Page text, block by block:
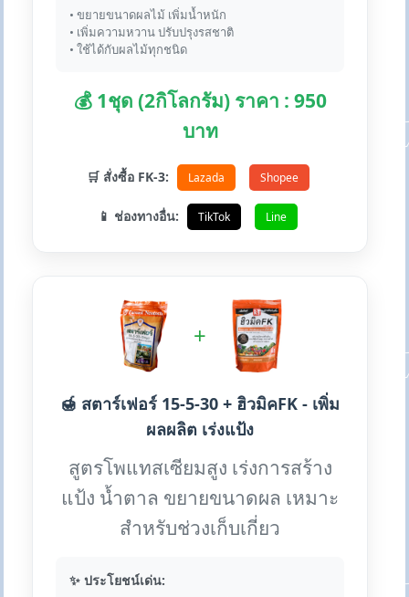
• ขยายขนาดผลไม้ เพิ่มน้ำหนัก
• เพิ่มความหวาน ปรับปรุงรสชาติ
• ใช้ได้กับผลไม้ทุกชนิด
💰 1ชุด (2กิโลกรัม) ราคา : 950
บาท
🛒 สั่งซื้อ FK-3: Lazada Shopee
📱 ช่องทางอื่น: TikTok Line
+
🍯 สตาร์เฟอร์ 15-5-30 + ฮิวมิคFK - เพิ่ม
ผลผลิต เร่งแป้ง
สูตรโพแทสเซียมสูง เร่งการสร้าง
แป้ง น้ำตาล ขยายขนาดผล เหมาะ
สำหรับช่วงเก็บเกี่ยว
✨ ประโยชน์เด่น: